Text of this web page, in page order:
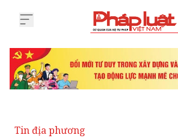
Tin địa phương